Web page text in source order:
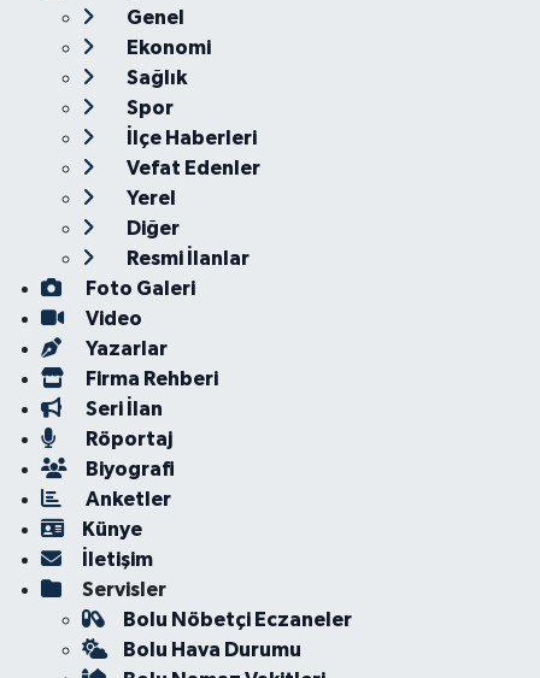
Genel
Ekonomi
Sağlık
Spor
İlçe Haberleri
Vefat Edenler
Yerel
Diğer
Resmi İlanlar
Foto Galeri
Video
Yazarlar
Firma Rehberi
Seri İlan
Röportaj
Biyografi
Anketler
Künye
İletişim
Servisler
Bolu Nöbetçi Eczaneler
Bolu Hava Durumu